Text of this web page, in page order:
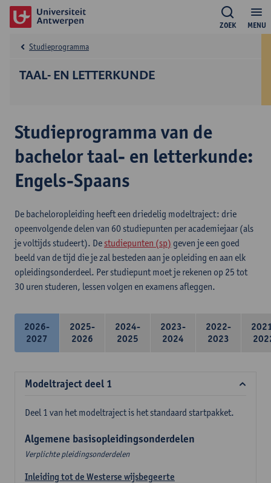
MENU
ZOEK
TAAL- EN LETTERKUNDE
Studieprogramma
Studieprogramma van de
bachelor taal- en letterkunde:
Engels-Spaans
De bacheloropleiding heeft een driedelig modeltraject: drie
opeenvolgende delen van 60 studiepunten per academiejaar (als
je voltijds studeert). De studiepunten (sp) geven je een goed
beeld van de tijd die je zal besteden aan je opleiding en aan elk
opleidingsonderdeel. Per studiepunt moet je rekenen op 25 tot
30 uren studeren, lessen volgen en examens afleggen.
2026-
2027
2025-
2026
2024-
2025
2023-
2024
2022-
2023
Modeltraject deel 1
Deel 1 van het modeltraject is het standaard startpakket.
Algemene basisopleidingsonderdelen
Verplichte pleidingsonderdelen
Inleiding tot de Westerse wijsbegeerte